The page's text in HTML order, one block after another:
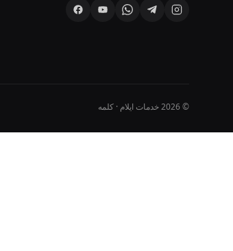
© 2026 خدمات ایلام · کلمه